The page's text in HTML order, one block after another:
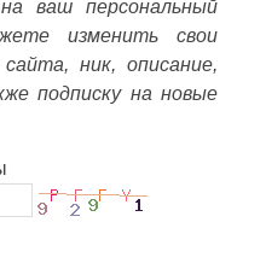
ваш персональный
изменить свои
ник, описание,
подписку на новые